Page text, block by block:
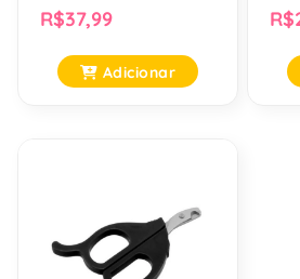
R$37,99
Adicionar